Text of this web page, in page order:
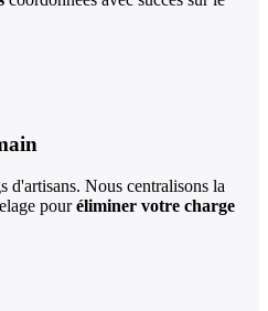
d'artisans. Nous centralisons la
pouréliminer votre charge